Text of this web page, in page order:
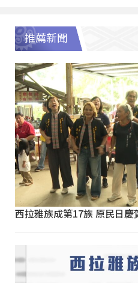
推薦新聞
西拉雅族成第17族 原民日慶